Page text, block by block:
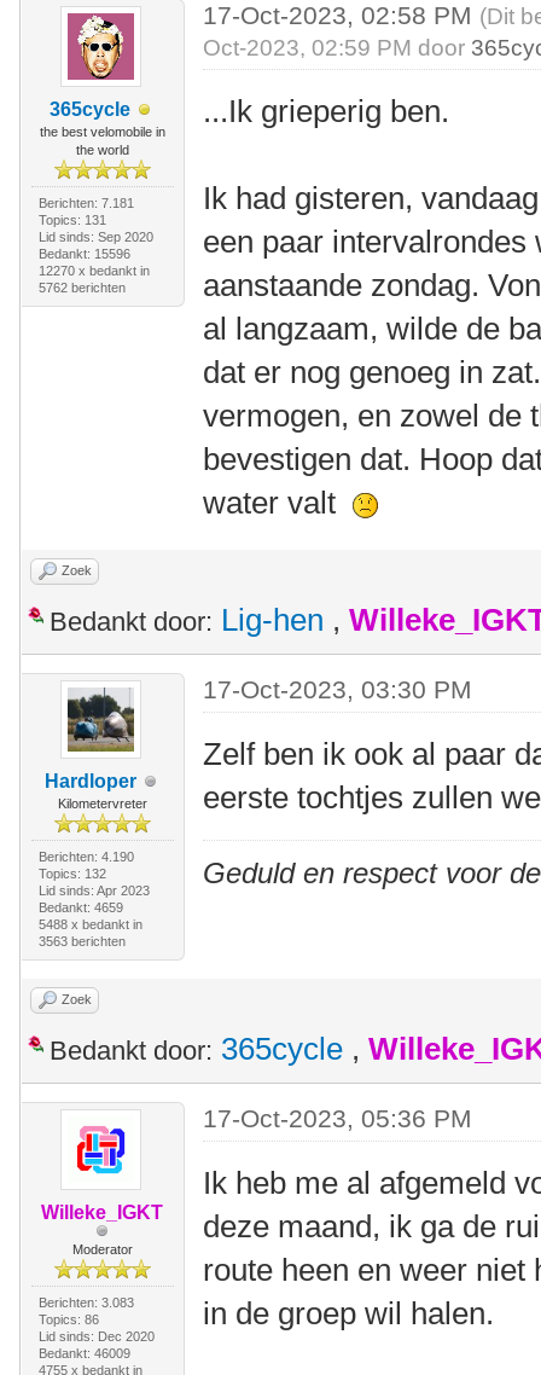
365cycle
the best velomobile in
the world
Berichten: 7.181
Topics: 131
Lid sinds: Sep 2020
Bedankt: 15596
12270 x bedankt in
5762 berichten
17-Oct-2023, 02:58 PM (Dit
Oct-2023, 02:59 PM door
...Ik grieperig ben.
Ik had gisteren,
een paar
aanstaande zondag.
al langzaam, wilde de
dat er nog genoeg in
vermogen, en zowel de
bevestigen dat. Hoop
water valt
Zoek
Bedankt door: Lig-hen ,
Hardloper
Kilometervreter
Berichten: 4.190
Topics: 132
Lid sinds: Apr 2023
Bedankt: 4659
5488 x bedankt in
3563 berichten
17-Oct-2023, 03:30 PM
Zelf ben ik ook al paar
eerste tochtjes zullen
Geduld en respect voor
Zoek
Bedankt door: 365cycle ,
Willeke_IGKT
Moderator
Berichten: 3.083
Topics: 86
Lid sinds: Dec 2020
Bedankt: 46009
4755 x bedankt in
17-Oct-2023, 05:36 PM
Ik heb me al afgemeld
deze maand, ik ga de
route heen en weer niet
in de groep wil halen.